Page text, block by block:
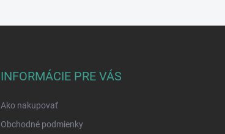
INFORMÁCIE PRE VÁS
Ako nakupovať
Obchodné podmienky